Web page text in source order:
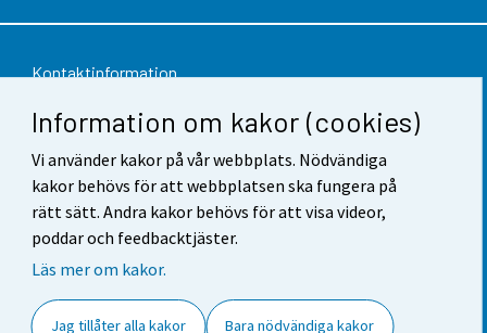
Information om kakor (cookies)
Vi använder kakor på vår webbplats. Nödvändiga
kakor behövs för att webbplatsen ska fungera på
rätt sätt. Andra kakor behövs för att visa videor,
poddar och feedbacktjäster.
Läs mer om kakor.
Jag tillåter alla kakor Bara nödvändiga kakor
Kontaktinformation
Respons
Användarvillkor
Dataskydd
Tillgänglighet